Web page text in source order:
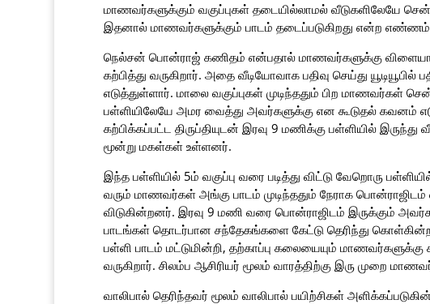
மாணவர்களுக்கும் வகுப்புகள் தடையில்லாமல் வீடுகளிலேயே
இதனால் மாணவர்களுக்கும் பாடம் தடைப்படுகிறது என்ற
நெல்சன் பொன்ராஜ் கணிதம் என்பதால் மாணவர்களுக்கு
கற்பித்து வருகிறார். அதை வீடியோவாக பதிவு செய்து
எடுத்துள்ளார். மாலை வகுப்புகள் முடிந்ததும் பிற மாணவர்கள்
பள்ளியிலேயே அமர வைத்து அவர்களுக்கு என கூடுதல் கவனம்
கற்பிக்கப்பட்ட திருப்தியுடன் இரவு 9 மணிக்கு பள்ளியில் இருந்து
மூன்று மகள்கள் உள்ளனர்.
இந்த பள்ளியில் 5ம் வகுப்பு வரை படித்து விட்டு வேறொரு பள்ளியில்
வரும் மாணவர்கள் அங்கு பாடம் முடிந்ததும் நேராக பொன்ராஜிடம்
விடுகின்றனர். இரவு 9 மணி வரை பொன்ராஜிடம் இருக்கும்
பாடங்கள் தொடர்பான சந்தேகங்களை கேட்டு தெரிந்து
பள்ளி பாடம் மட்டுமின்றி, தற்காப்பு கலையையும் மாணவர்களுக்கு
வருகிறார். சிலம்ப ஆசிரியர் மூலம் வாரத்திற்கு இரு முறை
வாலிபால் தெரிந்தவர் மூலம் வாலிபால் பயிற்சிகள்